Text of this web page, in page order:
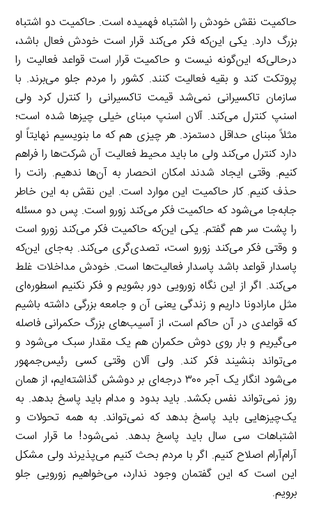
حاکمیت نقش خودش را اشتباه فهمیده است. حاکمیت دو اشتباه
بزرگ دارد. یکی این‌که فکر می‌کند قرار است خودش فعال باشد،
درحالی‌که این‌گونه نیست و حاکمیت قرار است قواعد فعالیت را
پروتکت کند و بقیه فعالیت کنند. کشور را مردم جلو می‌برند. با
سازمان تاکسیرانی نمی‌شد قیمت تاکسیرانی را کنترل کرد ولی
اسنپ کنترل می‌کند. آلان اسنپ مبنای خیلی چیزها شده است؛
مثلاً مبنای حداقل دستمزد. هر چیزی هم که ما بنویسیم نهایتاً او
دارد کنترل می‌کند ولی ما باید محیط فعالیت آن شرکت‌ها را فراهم
کنیم. وقتی ایجاد شدند امکان انحصار به آن‌ها ندهیم. رانت را
حذف کنیم. کار حاکمیت این موارد است. این نقش به این خاطر
جابه‌جا می‌شود که حاکمیت فکر می‌کند زورو است. پس دو مسئله
را پشت سر هم گفتم. یکی این‌که حاکمیت فکر می‌کند زورو است
و وقتی فکر می‌کند زورو است، تصدی‌گری می‌کند. به‌جای این‌که
پاسدار قواعد باشد پاسدار فعالیت‌ها است. خودش مداخلات غلط
می‌کند. اگر از این نگاه زورویی دور بشویم و فکر نکنیم اسطوره‌ای
مثل مارادونا داریم و زندگی یعنی آن و جامعه بزرگی داشته باشیم
که قواعدی در آن حاکم است، از آسیب‌های بزرگ حکمرانی فاصله
می‌گیریم و بار روی دوش حکمران هم یک مقدار سبک می‌شود و
می‌تواند بنشیند فکر کند. ولی آلان وقتی کسی رئیس‌جمهور
می‌شود انگار یک آجر ۳۰۰ درجه‌ای بر دوشش گذاشته‌ایم، از همان
روز نمی‌تواند نفس بکشد. باید بدود و مدام باید پاسخ بدهد. به
یک‌چیزهایی باید پاسخ بدهد که نمی‌تواند. به همه تحولات و
اشتباهات سی سال باید پاسخ بدهد. نمی‌شود! ما قرار است
آرام‌آرام اصلاح کنیم. اگر با مردم بحث کنیم می‌پذیرند ولی مشکل
این است که این گفتمان وجود ندارد، می‌خواهیم زورویی جلو
برویم.